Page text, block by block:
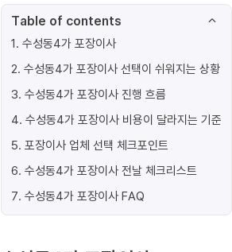
Table of contents
1. 수성동4가 포장이사
2. 수성동4가 포장이사 선택이 쉬워지는 상황
3. 수성동4가 포장이사 진행 흐름
4. 수성동4가 포장이사 비용이 달라지는 기준
5. 포장이사 업체 선택 체크포인트
6. 수성동4가 포장이사 전날 체크리스트
7. 수성동4가 포장이사 FAQ